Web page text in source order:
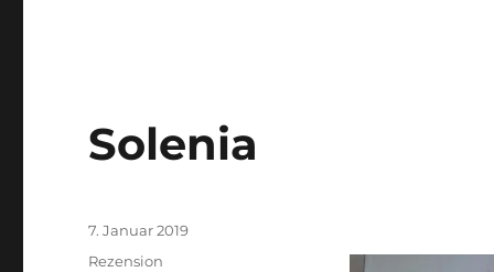
Solenia
Veröffentlicht
am
7. Januar 2019
Kategorien
Rezension